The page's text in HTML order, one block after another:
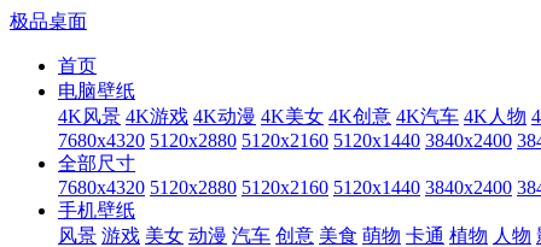
极品桌面
首页
电脑壁纸
4K风景 4K游戏 4K动漫 4K美女 4K创意 4K汽车 4K人物
7680x4320 5120x2880 5120x2160 5120x1440 3840x2400
全部尺寸
7680x4320 5120x2880 5120x2160 5120x1440 3840x2400
手机壁纸
风景 游戏 美女 动漫 汽车 创意 美食 萌物 卡通 植物 人物